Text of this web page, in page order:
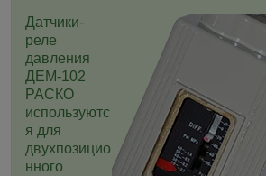
Датчики-
реле
давления
ДЕМ-102
РАСКО
используютс
я для
двухпозицио
нного